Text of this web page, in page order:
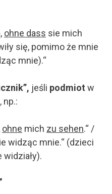
ohne dass sie mich
się, pomimo że mnie
mnie).“
jeśli podmiot w
, np.:
ohne mich zu sehen.“ /
widząc mnie.“ (dzieci
widziały).